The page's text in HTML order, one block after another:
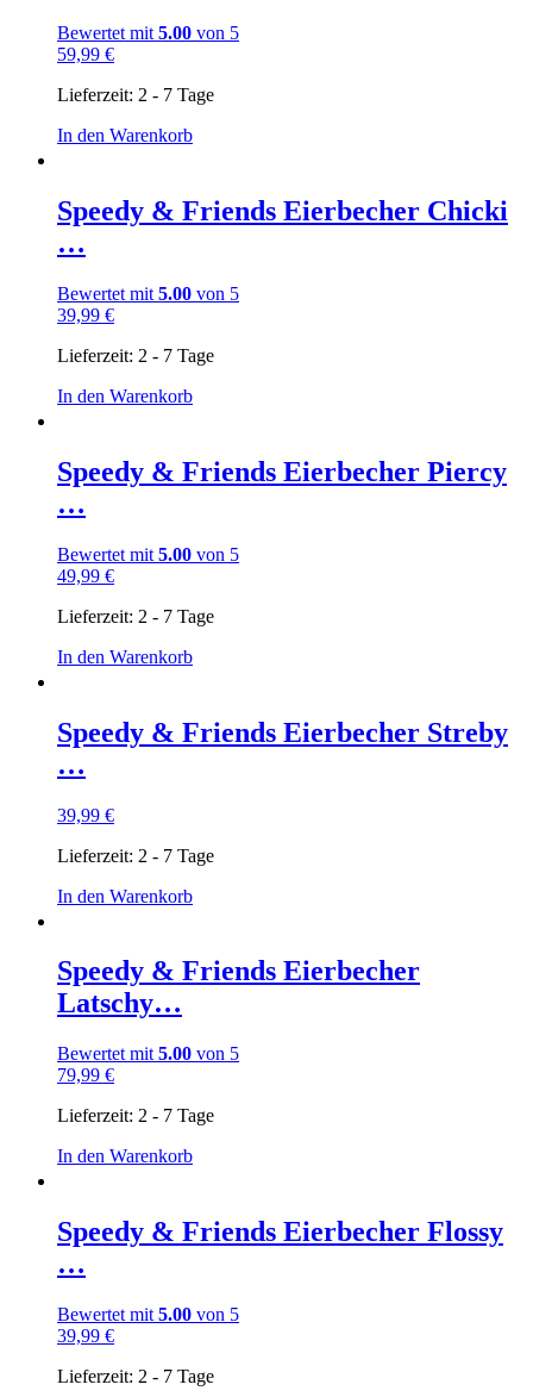
Bewertet mit 5.00 von 5
59,99 €
Lieferzeit: 2 - 7 Tage
In den Warenkorb
Speedy & Friends Eierbecher Chicki
…
Bewertet mit 5.00 von 5
39,99 €
Lieferzeit: 2 - 7 Tage
In den Warenkorb
Speedy & Friends Eierbecher Piercy
…
Bewertet mit 5.00 von 5
49,99 €
Lieferzeit: 2 - 7 Tage
In den Warenkorb
Speedy & Friends Eierbecher Streby
…
39,99 €
Lieferzeit: 2 - 7 Tage
In den Warenkorb
Speedy & Friends Eierbecher
Latschy…
Bewertet mit 5.00 von 5
79,99 €
Lieferzeit: 2 - 7 Tage
In den Warenkorb
Speedy & Friends Eierbecher Flossy
…
Bewertet mit 5.00 von 5
39,99 €
Lieferzeit: 2 - 7 Tage